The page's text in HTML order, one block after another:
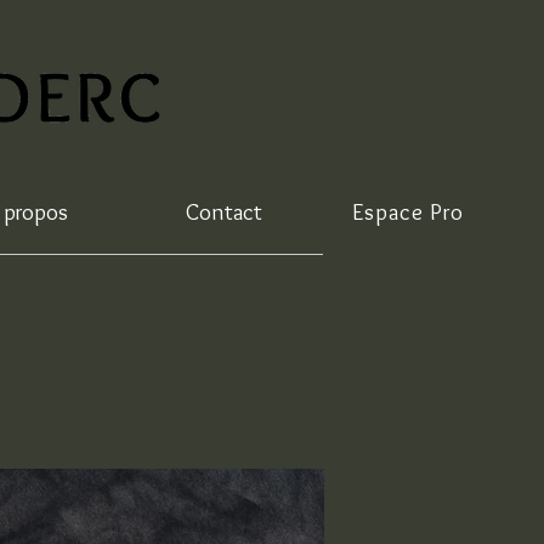
Contact Espace Pro